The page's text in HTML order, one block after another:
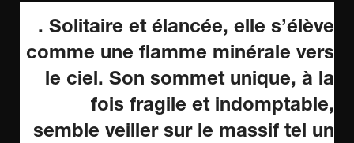
. Solitaire et élancée, elle s’élève
comme une flamme minérale vers
le ciel. Son sommet unique, à la
fois fragile et indomptable,
semble veiller sur le massif tel un